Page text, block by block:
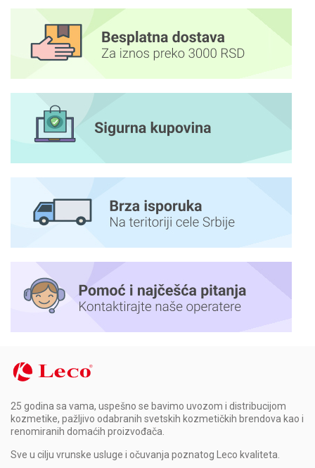
25 godina sa vama, uspešno se bavimo uvozom i distribucijom
kozmetike, pažljivo odabranih svetskih kozmetičkih brendova kao i
renomiranih domaćih proizvođača.
Sve u cilju vrunske usluge i očuvanja poznatog Leco kvaliteta.